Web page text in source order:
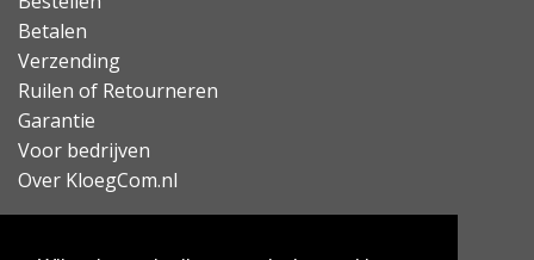
Betalen
Verzending
Ruilen of Retourneren
Garantie
Voor bedrijven
Over KloegCom.nl